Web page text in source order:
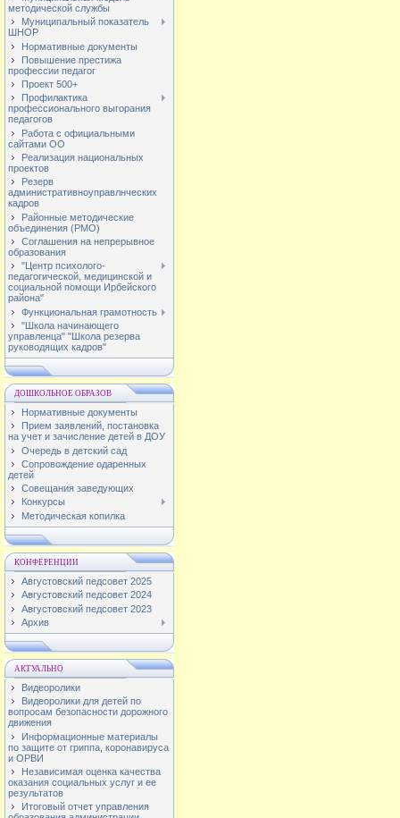
методической службы
Муниципальный показатель
ШНОР
Нормативные документы
Повышение престижа
профессии педагог
Проект 500+
Профилактика
профессионального выгорания
педагогов
Работа с официальными
сайтами ОО
Реализация национальных
проектов
Резерв
административноуправлнческих
кадров
Районные методические
объединения (РМО)
Соглашения на непрерывное
образования
"Центр психолого-
педагогической, медицинской и
социальной помощи Ирбейского
района"
Функциональная грамотность
"Школа начинающего
управленца" "Школа резерва
руководящих кадров"
ДОШКОЛЬНОЕ ОБРАЗОВ
Нормативные документы
Прием заявлений, постановка
на учет и зачисление детей в ДОУ
Очередь в детский сад
Сопровождение одаренных
детей
Совещания заведующих
Конкурсы
Методическая копилка
КОНФЕРЕНЦИИ
Августовский педсовет 2025
Августовский педсовет 2024
Августовский педсовет 2023
Архив
АКТУАЛЬНО
Видеоролики
Видеоролики для детей по
вопросам безопасности дорожного
движения
Информационные материалы
по защите от гриппа, коронавируса
и ОРВИ
Независимая оценка качества
оказания социальных услуг и ее
результатов
Итоговый отчет управления